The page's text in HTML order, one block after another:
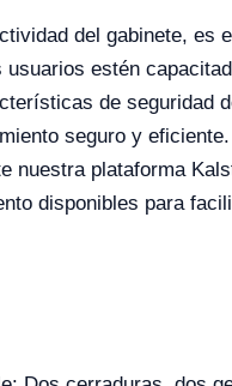
del gabinete, es
estén
de seguridad
seguro y
nuestra plataforma
disponibles para